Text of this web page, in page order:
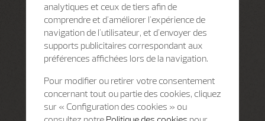
analytiques et ceux de tiers afin de
comprendre et d'améliorer l'expérience de
navigation de l'utilisateur, et d'envoyer des
supports publicitaires correspondant aux
préférences affichées lors de la navigation.
Pour modifier ou retirer votre consentement
concernant tout ou partie des cookies, cliquez
sur « Configuration des cookies » ou